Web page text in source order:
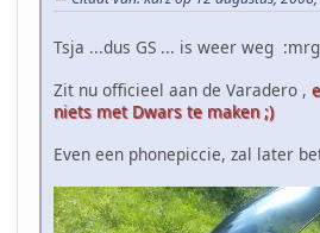
Tsja ...dus GS ... is weer weg
Zit nu officieel aan de Varadero ,
niets met Dwars te maken ;)
Even een phonepiccie, zal later